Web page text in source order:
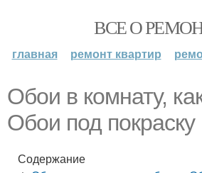
ВСЕ О
главная ремонт квартир
Обои в комнату,
Обои под покраску
Содержание